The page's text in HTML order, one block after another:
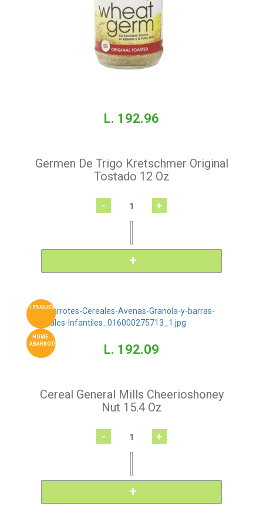
L. 192.96
Germen De Trigo Kretschmer Original
Tostado 12 Oz
- +
15%NUEVO
HOME-
ABARROTES
L. 192.09
Cereal General Mills Cheerioshoney
Nut 15.4 Oz
- +